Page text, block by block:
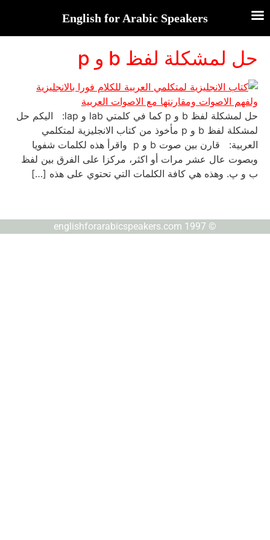
حل لمشكلة لفظ b و p
حل لمشكلة لفظ b و p كما في كلمتي lab و lap: اليكم حل
لمشكلة لفظ b و p مأخوذ من كتاب الانجليزية لمتكلمي
العربية: قارن بين صوت b و p واقرأ هذه لكلمات شفويا
وبصوت عال عشر مرات أو اكثر، مركزا على الفرق بين لفظ
ب و ﭖ. وهذه هي كافة الكلمات التي تحتوي على هذه […]
© englishforarabicspeakers.com 1997
English for Arabic Speakers